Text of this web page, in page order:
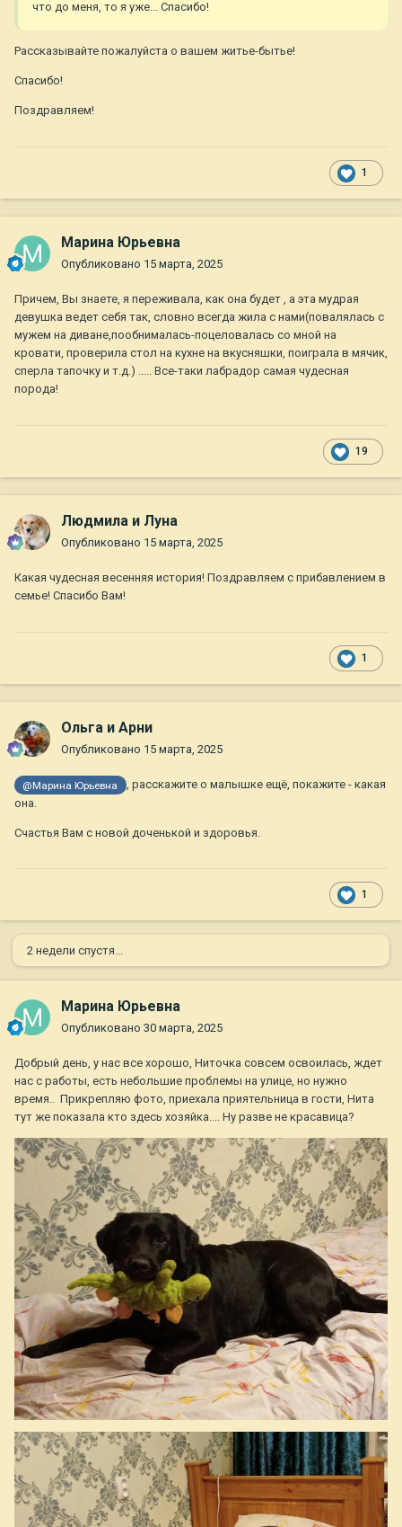
что до меня, то я уже... Спасибо!
Рассказывайте пожалуйста о вашем житье-бытье!
Спасибо!
Поздравляем!
1
Марина Юрьевна
Опубликовано 15 марта, 2025
Причем, Вы знаете, я переживала, как она будет , а эта мудрая
девушка ведет себя так, словно всегда жила с нами(повалялась с
мужем на диване,пообнималась-поцеловалась со мной на
кровати, проверила стол на кухне на вкусняшки, поиграла в мячик,
сперла тапочку и т.д.) ..... Все-таки лабрадор самая чудесная
порода!
19
Людмила и Луна
Опубликовано 15 марта, 2025
Какая чудесная весенняя история! Поздравляем с прибавлением в
семье! Спасибо Вам!
1
Ольга и Арни
Опубликовано 15 марта, 2025
@Марина Юрьевна
, расскажите о малышке ещё, покажите - какая
она.
Счастья Вам с новой доченькой и здоровья.
1
2 недели спустя...
Марина Юрьевна
Опубликовано 30 марта, 2025
Добрый день, у нас все хорошо, Ниточка совсем освоилась, ждет
нас с работы, есть небольшие проблемы на улице, но нужно
время.. Прикрепляю фото, приехала приятельница в гости, Нита
тут же показала кто здесь хозяйка.... Ну разве не красавица?